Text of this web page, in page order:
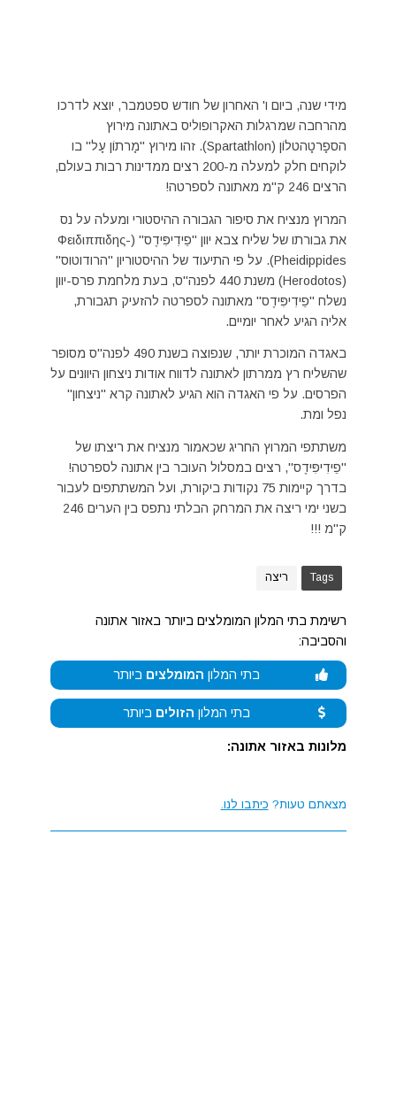
מידי שנה, ביום ו' האחרון של חודש ספטמבר, יוצא לדרכו
מהרחבה שמרגלות האקרופוליס באתונה מירוץ
הספָרטָהטלוֹן (Spartathlon). זהו מירוץ "מָרתוֹן עָל" בו
לוקחים חלק למעלה מ-200 רצים ממדינות רבות בעולם,
הרצים 246 ק"מ מאתונה לספרטה!
המרוץ מנציח את סיפור הגבורה ההיסטורי ומעלה על נס
את גבורתו של שליח צבא יוון "פֵידִיפִּידֶס" (Φειδιππιδης-
Pheidippides). על פי התיעוד של ההיסטוריון "הרודוטוס"
(Herodotos) משנת 440 לפנה"ס, בעת מלחמת פרס-יוון
נשלח "פֵידִיפִּידֶס" מאתונה לספרטה להזעיק תגבורת,
אליה הגיע לאחר יומיים.
באגדה המוכרת יותר, שנפוצה בשנת 490 לפנה"ס מסופר
שהשליח רץ ממרתון לאתונה לדווח אודות ניצחון היוונים על
הפרסים. על פי האגדה הוא הגיע לאתונה קרא "ניצחון"
נפל ומת.
משתתפי המרוץ החריג שכאמור מנציח את ריצתו של
"פֵידִיפִּידֶס", רצים במסלול העובר בין אתונה לספרטה!
בדרך קיימות 75 נקודות ביקורת, ועל המשתתפים לעבור
בשני ימי ריצה את המרחק הבלתי נתפס בין הערים 246
ק"מ !!!
Tags ריצה
רשימת בתי המלון המומלצים ביותר באזור אתונה
והסביבה:
בתי המלון המומלצים ביותר
בתי המלון הזולים ביותר
מלונות באזור אתונה:
מצאתם טעות? כיתבו לנו.